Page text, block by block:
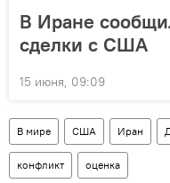
В Иране
сделки с США
15 июня, 09:09
В мире США Иран
конфликт оценка